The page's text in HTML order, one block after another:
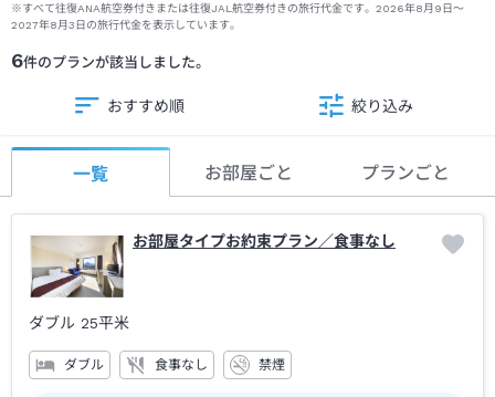
※すべて往復ANA航空券付きまたは往復JAL航空券付きの旅行代金です。 2026年8月9日～
2027年8月3日 の旅行代金を表示しています。
6件のプランが該当しました。
おすすめ順 絞り込み
一覧 お部屋ごと プランごと
お部屋タイプお約束プラン／食事なし
ダブル 25平米
ダブル 食事なし 禁煙